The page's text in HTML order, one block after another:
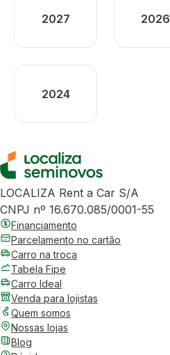
2027 2026
2024
LOCALIZA Rent a Car S/A
CNPJ nº 16.670.085/0001-55
Financiamento
Parcelamento no cartão
Carro na troca
Tabela Fipe
Carro Ideal
Venda para lojistas
Quem somos
Nossas lojas
Blog